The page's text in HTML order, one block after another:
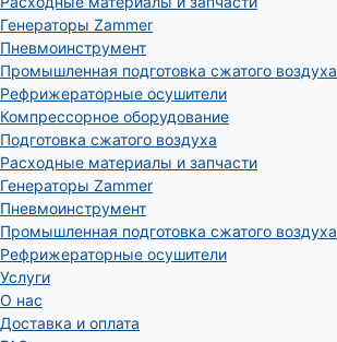
Генераторы Zammer
Пневмоинструмент
Промышленная подготовка сжатого воздуха
Рефрижераторные осушители
Компрессорное оборудование
Подготовка сжатого воздуха
Расходные материалы и запчасти
Генераторы Zammer
Пневмоинструмент
Промышленная подготовка сжатого воздуха
Рефрижераторные осушители
Услуги
О нас
Доставка и оплата